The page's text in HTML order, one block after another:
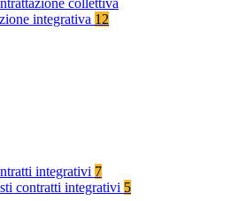
collettiva
integrativa 12
integrativi 7
contratti integrativi 5